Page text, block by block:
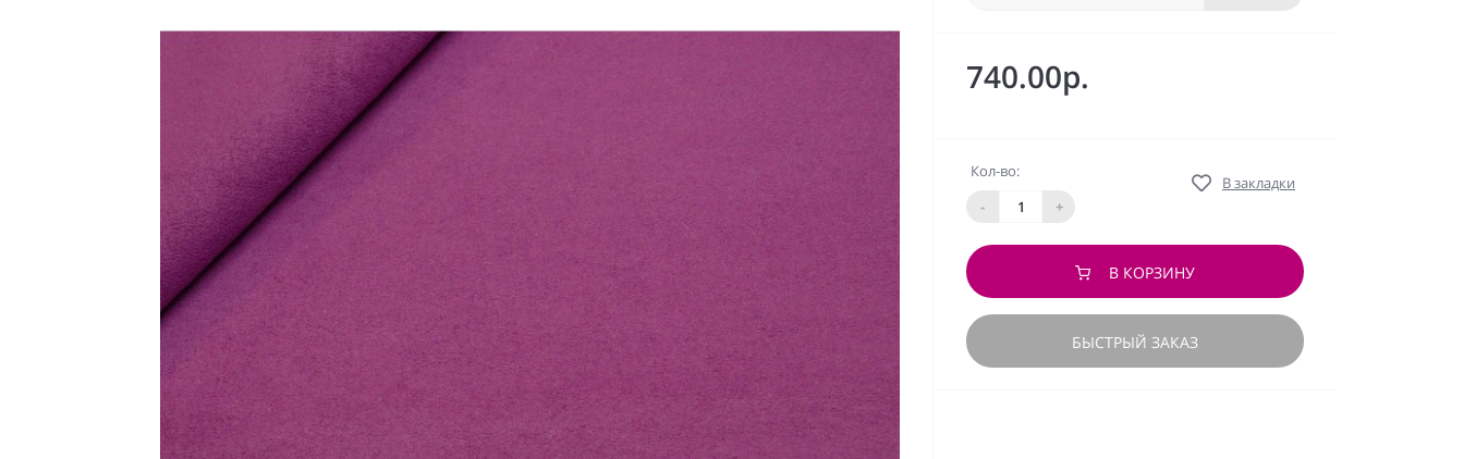
740.00р.
Кол-во:
-
+
В закладки
В КОРЗИНУ
БЫСТРЫЙ ЗАКАЗ